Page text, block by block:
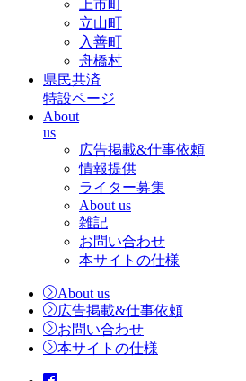
上市町
立山町
入善町
舟橋村
県民共済
特設ページ
About
us
広告掲載&仕事依頼
情報提供
ライター募集
About us
雑記
お問い合わせ
本サイトの仕様
About us
広告掲載&仕事依頼
お問い合わせ
本サイトの仕様